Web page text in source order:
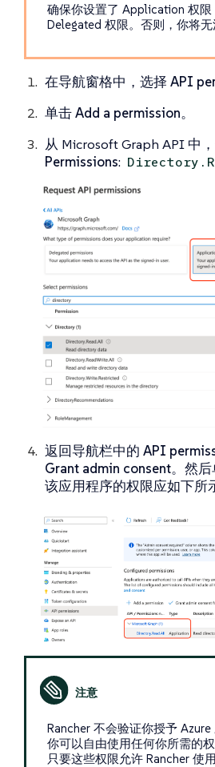
确保你设置了 Application 权限
Delegated 权限。否则，你将无
在导航窗格中，选择 API
单击Add a permission。
从 Microsoft Graph API 中
Permissions:
返回导航栏中的 API
Grant admin consent。然
该应用程序的权限应如下所
Rancher 不会验证你授予 Azure
你可以自由使用任何你所需的权
只要这些权限允许 Rancher 使